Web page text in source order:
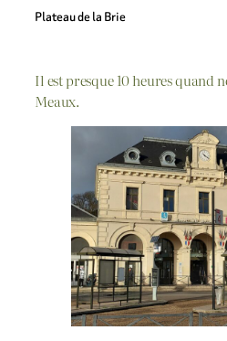
Plateau de la Brie
Il est presque 10 heures quand
Meaux.